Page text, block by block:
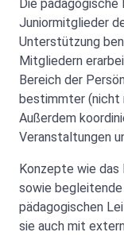
Die
Juniormitglieder
Unterstützung
Mitgliedern
Bereich der
bestimmter (nicht
Außerdem
Veranstaltungen
Konzepte wie
sowie
pädagogischen
sie auch mit